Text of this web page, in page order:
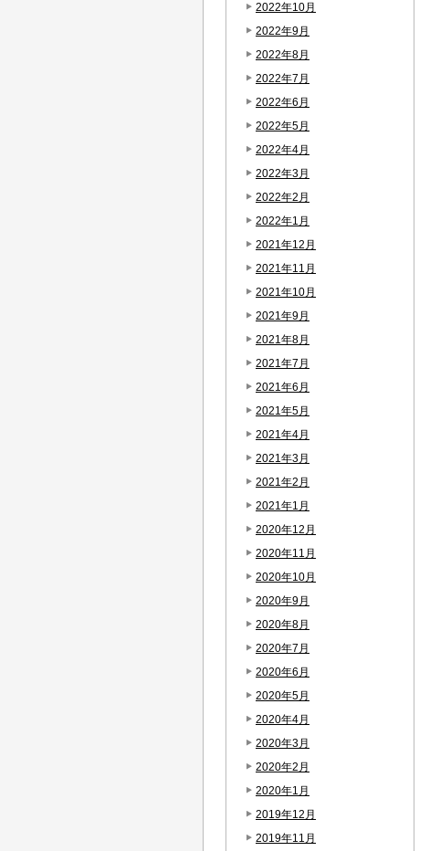
2022年10月
2022年9月
2022年8月
2022年7月
2022年6月
2022年5月
2022年4月
2022年3月
2022年2月
2022年1月
2021年12月
2021年11月
2021年10月
2021年9月
2021年8月
2021年7月
2021年6月
2021年5月
2021年4月
2021年3月
2021年2月
2021年1月
2020年12月
2020年11月
2020年10月
2020年9月
2020年8月
2020年7月
2020年6月
2020年5月
2020年4月
2020年3月
2020年2月
2020年1月
2019年12月
2019年11月